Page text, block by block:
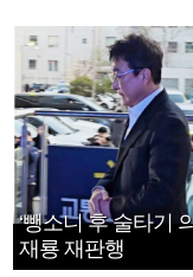
‘뺑소니 후 술타기
재룡 재판행